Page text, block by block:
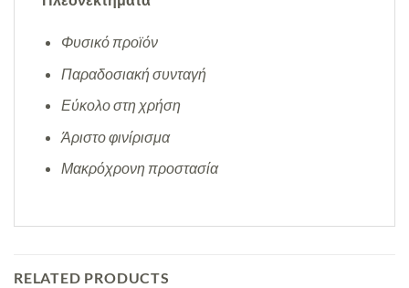
Φυσικό προϊόν
Παραδοσιακή συνταγή
Εύκολο στη χρήση
Άριστο φινίρισμα
Μακρόχρονη προστασία
RELATED PRODUCTS